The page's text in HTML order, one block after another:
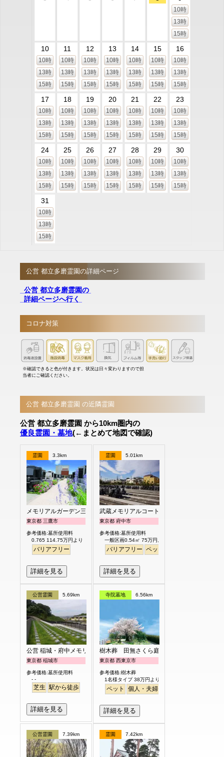
10時
13時
15時
10
10時
13時
15時
11
10時
13時
15時
12
10時
13時
15時
13
10時
13時
15時
14
10時
13時
15時
15
10時
13時
15時
16
10時
13時
15時
17
10時
13時
15時
18
10時
13時
15時
19
10時
13時
15時
20
10時
13時
15時
21
10時
13時
15時
22
10時
13時
15時
23
10時
13時
15時
24
10時
13時
15時
25
10時
13時
15時
26
10時
13時
15時
27
10時
13時
15時
28
10時
13時
15時
29
10時
13時
15時
30
10時
13時
15時
31
10時
13時
15時
公営 都立多磨霊園の詳細ページ
公営 都立多磨霊園の
詳細ページへ行く
コロナ対策
※確認できると色が付きます。状況は日々変わりますので担
当者にご確認ください。
公営 都立多磨霊園 の近隣霊園
公営 都立多磨霊園 から10km圏内の
優良霊園・墓地(←まとめて地図で確認)
霊園 3.3km
メモリアルガーデン三鷹
東京都 三鷹市
参考価格:墓所使用料
0.765 114.75万円より
バリアフリー
詳細を見る
霊園 5.01km
武蔵メモリアルコート
東京都 府中市
参考価格:墓所使用料
一般区画0.54㎡ 75万円より
バリアフリー ペット
詳細を見る
公営霊園 5.69km
公営 稲城・府中メモリアルパーク
東京都 稲城市
参考価格:墓所使用料
- -
芝生 駅から徒歩
詳細を見る
寺院墓地 6.56km
樹木葬 田無さくら庭園
東京都 西東京市
参考価格:樹木葬
1名様タイプ 38万円より
ペット 個人・夫婦
詳細を見る
公営霊園 7.39km 霊園 7.42km